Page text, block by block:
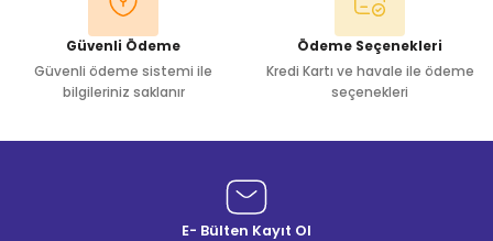
Güvenli Ödeme
Güvenli ödeme sistemi ile
bilgileriniz saklanır
Ödeme Seçenekleri
Kredi Kartı ve havale ile ödeme
seçenekleri
E- Bülten Kayıt Ol